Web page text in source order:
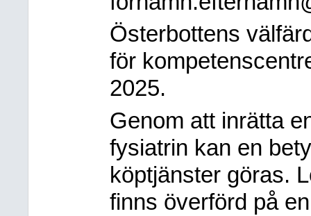
Österbottens
för
2025.
Genom att inrätta
fysiatrin kan en
köptjänster göras.
finns överförd på